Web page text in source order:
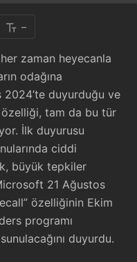
-
zaman heyecanla
odağına
2024’te duyurduğu ve
özelliği, tam da bu tür
İlk duyurusu
ciddi
büyük tepkiler
21 Ağustos
özelliğinin Ekim
programı
duyurdu.